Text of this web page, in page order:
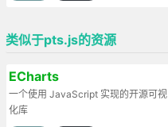
类似于pts.js的资源
ECharts
一个使用 JavaScript 实现的开源可视
化库